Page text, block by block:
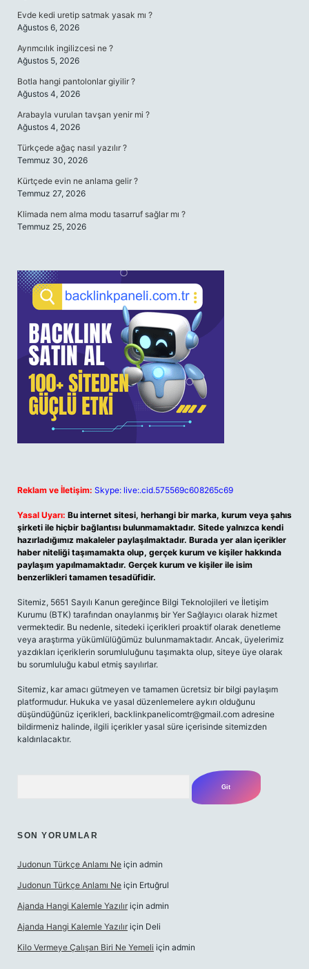
Evde kedi uretip satmak yasak mı ?
Ağustos 6, 2026
Ayrımcılık ingilizcesi ne ?
Ağustos 5, 2026
Botla hangi pantolonlar giyilir ?
Ağustos 4, 2026
Arabayla vurulan tavşan yenir mi ?
Ağustos 4, 2026
Türkçede ağaç nasıl yazılır ?
Temmuz 30, 2026
Kürtçede evin ne anlama gelir ?
Temmuz 27, 2026
Klimada nem alma modu tasarruf sağlar mı ?
Temmuz 25, 2026
Reklam ve İletişim: Skype: live:.cid.575569c608265c69
Yasal Uyarı: Bu internet sitesi, herhangi bir marka, kurum veya şahıs
şirketi ile hiçbir bağlantısı bulunmamaktadır. Sitede yalnızca kendi
hazırladığımız makaleler paylaşılmaktadır. Burada yer alan içerikler
haber niteliği taşımamakta olup, gerçek kurum ve kişiler hakkında
paylaşım yapılmamaktadır. Gerçek kurum ve kişiler ile isim
benzerlikleri tamamen tesadüfidir.
Sitemiz, 5651 Sayılı Kanun gereğince Bilgi Teknolojileri ve İletişim
Kurumu (BTK) tarafından onaylanmış bir Yer Sağlayıcı olarak hizmet
vermektedir. Bu nedenle, sitedeki içerikleri proaktif olarak denetleme
veya araştırma yükümlülüğümüz bulunmamaktadır. Ancak, üyelerimiz
yazdıkları içeriklerin sorumluluğunu taşımakta olup, siteye üye olarak
bu sorumluluğu kabul etmiş sayılırlar.
Sitemiz, kar amacı gütmeyen ve tamamen ücretsiz bir bilgi paylaşım
platformudur. Hukuka ve yasal düzenlemelere aykırı olduğunu
düşündüğünüz içerikleri, backlinkpanelicomtr@gmail.com adresine
bildirmeniz halinde, ilgili içerikler yasal süre içerisinde sitemizden
kaldırılacaktır.
SON YORUMLAR
Judonun Türkçe Anlamı Ne için admin
Judonun Türkçe Anlamı Ne için Ertuğrul
Ajanda Hangi Kalemle Yazılır için admin
Ajanda Hangi Kalemle Yazılır için Deli
Kilo Vermeye Çalışan Biri Ne Yemeli için admin